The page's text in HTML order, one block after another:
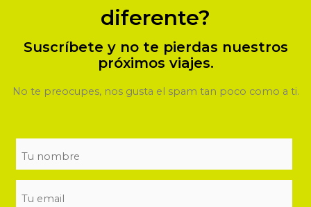
diferente?
Suscríbete y no te pierdas nuestros
próximos viajes.
No te preocupes, nos gusta el spam tan poco como a ti.